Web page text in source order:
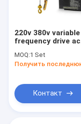
220v 380v variable
frequency drive ac
depend
MOQ:1 Set
Контакт